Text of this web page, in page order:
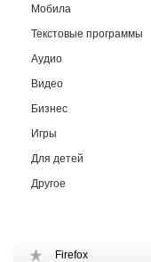
Мобила
Текстовые программы
Аудио
Видео
Бизнес
Игры
Для детей
Другое
Firefox